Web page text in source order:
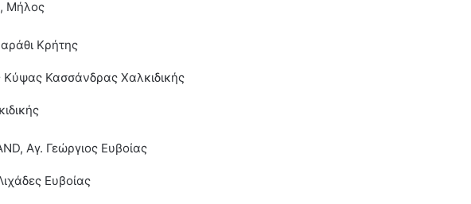
Μήλος
Κρήτης
Κασσάνδρας Χαλκιδικής
Αγ. Γεώργιος Ευβοίας
Ευβοίας